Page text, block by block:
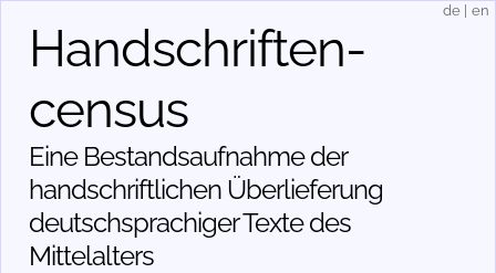
Handschriften­
census
Eine Bestandsaufnahme der
handschriftlichen Über­lieferung
deutschsprachiger Texte des
Mittelalters
de en